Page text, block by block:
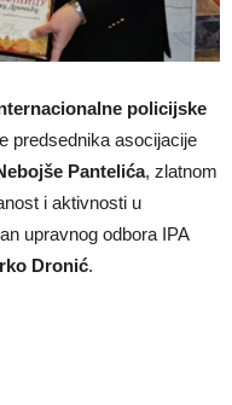
policijske
predsednika asocijacije
Pantelića, zlatnom
i aktivnosti u
upravnog odbora IPA
Dronić.